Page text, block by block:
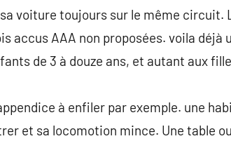
voiture toujours sur le même circuit.
accus AAA non proposées. voila déjà
de 3 à douze ans, et autant aux
à enfiler par exemple. une
et sa locomotion mince. Une table